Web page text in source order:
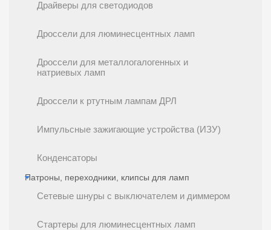
Драйверы для светодиодов
Дроссели для люминесцентных ламп
Дроссели для металлогалогенных и
натриевых ламп
Дроссели к ртутным лампам ДРЛ
Импульсные зажигающие устройства (ИЗУ)
Конденсаторы
Патроны, переходники, клипсы для ламп
Сетевые шнуры с выключателем и диммером
Стартеры для люминесцентных ламп